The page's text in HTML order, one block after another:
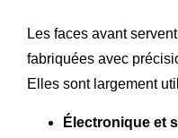
Les faces avant
fabriquées avec
Elles sont largement
Électronique et